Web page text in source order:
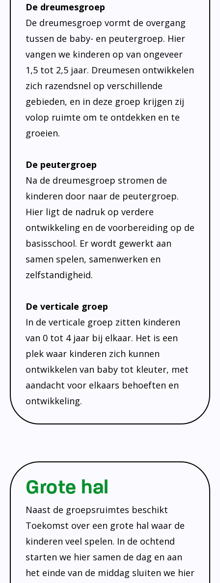
De dreumesgroep
De dreumesgroep vormt de overgang
tussen de baby- en peutergroep. Hier
vangen we kinderen op van ongeveer
1,5 tot 2,5 jaar. Dreumesen ontwikkelen
zich razendsnel op verschillende
gebieden, en in deze groep krijgen zij
volop ruimte om te ontdekken en te
groeien.
De peutergroep
Na de dreumesgroep stromen de
kinderen door naar de peutergroep.
Hier ligt de nadruk op verdere
ontwikkeling en de voorbereiding op de
basisschool. Er wordt gewerkt aan
samen spelen, samenwerken en
zelfstandigheid.
De verticale groep
In de verticale groep zitten kinderen
van 0 tot 4 jaar bij elkaar. Het is een
plek waar kinderen zich kunnen
ontwikkelen van baby tot kleuter, met
aandacht voor elkaars behoeften en
ontwikkeling.
Grote hal
Naast de groepsruimtes beschikt
Toekomst over een grote hal waar de
kinderen veel spelen. In de ochtend
starten we hier samen de dag en aan
het einde van de middag sluiten we hier